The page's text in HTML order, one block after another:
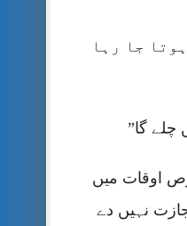
جا رہا
چلے گا”
اوقات میں
نہیں دے